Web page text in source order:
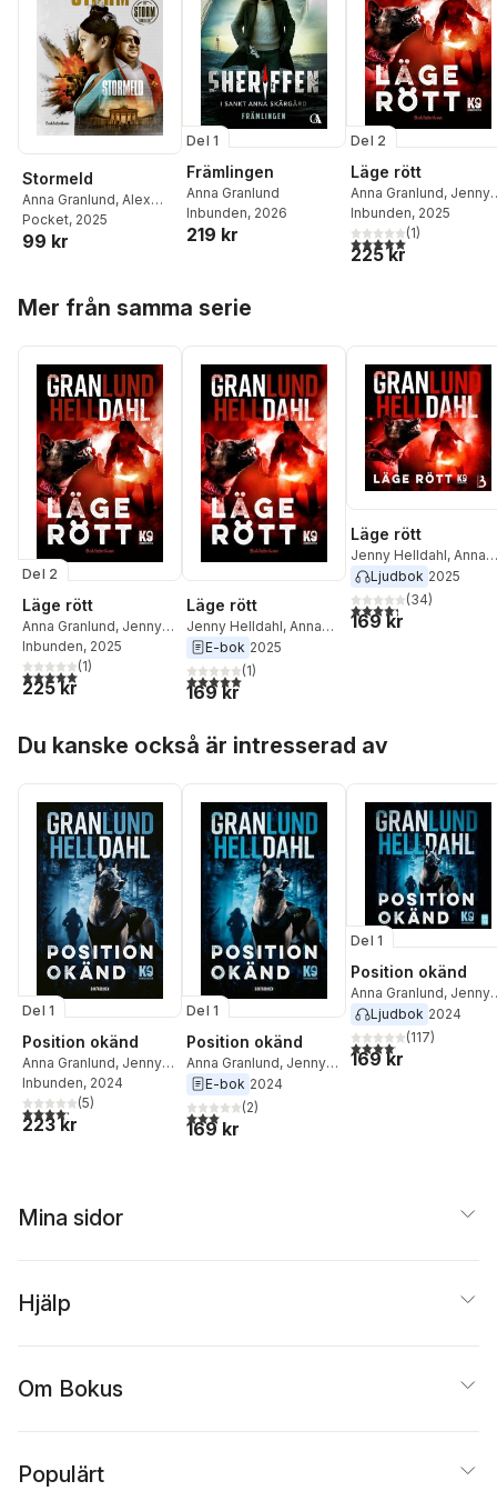
Stormeld
Anna Granlund, Alex
Storm
Pocket, 2025
99 kr
Del 1
Främlingen
Anna Granlund
Inbunden, 2026
219 kr
Del 2
Läge rött
Anna Granlund, Jenny
Helldahl
Inbunden, 2025
5,0utav 5 stjärnor.
(1)
225 kr
Mer från samma serie
Del 2
Läge rött
Anna Granlund, Jenny
Helldahl
Inbunden, 2025
5,0utav 5 stjärnor. Totalt antal röster:
(1)
225 kr
Läge rött
Jenny Helldahl, Anna
Granlund
E-bok 2025
5,0utav 5 stjärnor. Totalt antal röster:
(1)
169 kr
Läge rött
Jenny Helldahl, Anna
Granlund
Ljudbok 2025
4,3utav 5 stjärnor.
(34)
169 kr
Du kanske också är intresserad av
Del 1
Position okänd
Anna Granlund, Jenny
Helldahl
Inbunden, 2024
4,2utav 5 stjärnor. Totalt antal röster:
(5)
223 kr
Del 1
Position okänd
Anna Granlund, Jenny
Helldahl
E-bok 2024
3,0utav 5 stjärnor. Totalt antal röster:
(2)
169 kr
Del 1
Position okänd
Anna Granlund, Jenny
Helldahl
Ljudbok 2024
4,1utav 5 stjärnor.
(117)
169 kr
Mina sidor
Hjälp
Om Bokus
Populärt